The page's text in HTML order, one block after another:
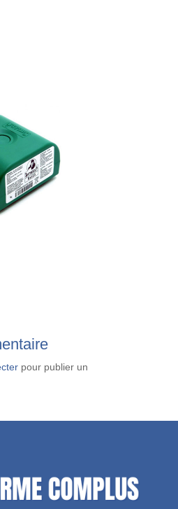
pour publier un